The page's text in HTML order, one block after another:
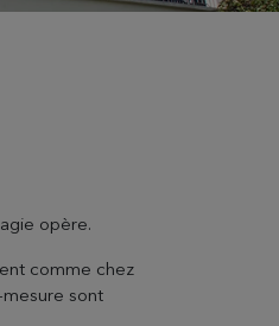
opère.
comme chez
sont